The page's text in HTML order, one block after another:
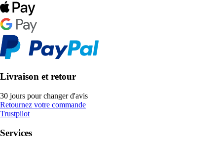
Livraison et retour
30 jours pour changer d'avis
Retournez votre commande
Trustpilot
Services